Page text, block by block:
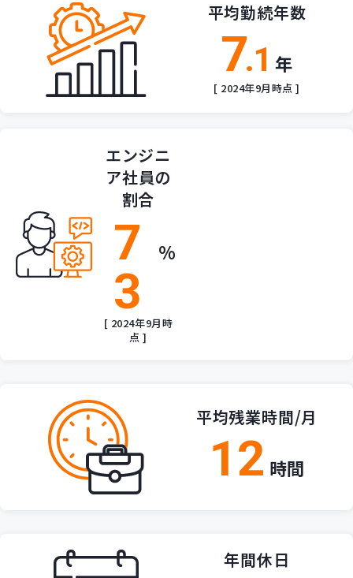
平均勤続年数
7.1 年
[ 2024年9月時点 ]
エンジニ
ア社員の
割合
7
3
%
[ 2024年9月時
点 ]
平均残業時間/月
12 時間
年間休日